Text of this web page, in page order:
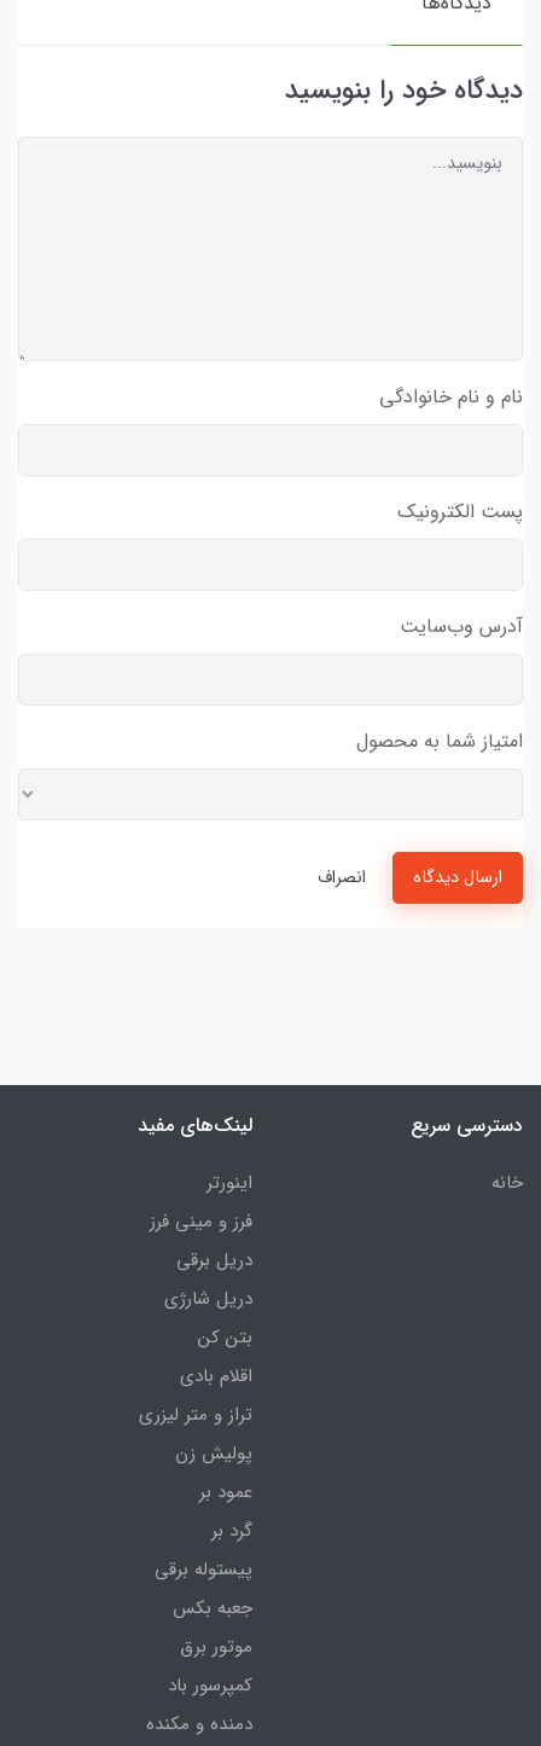
دیدگاه خود را بنویسید
نام و نام خانوادگی
پست الکترونیک
آدرس وب‌سایت
امتیاز شما به محصول
ارسال دیدگاه انصراف
دسترسی سریع
خانه
لینک‌های مفید
اینورتر
فرز و مینی فرز
دریل برقی
دریل شارژی
بتن کن
اقلام بادی
تراز و متر لیزری
پولیش زن
عمود بر
گرد بر
پیستوله برقی
جعبه بکس
موتور برق
کمپرسور باد
دمنده و مکنده